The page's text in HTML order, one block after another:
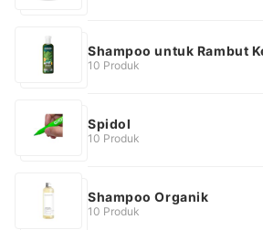
Shampoo untuk Rambut
10 Produk
Spidol
10 Produk
Shampoo Organik
10 Produk